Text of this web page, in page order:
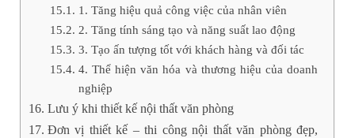
1. Tăng hiệu quả công việc của nhân viên
2. Tăng tính sáng tạo và năng suất lao động
3. Tạo ấn tượng tốt với khách hàng và đối tác
4. Thể hiện văn hóa và thương hiệu của doanh
nghiệp
Lưu ý khi thiết kế nội thất văn phòng
Đơn vị thiết kế – thi công nội thất văn phòng đẹp,